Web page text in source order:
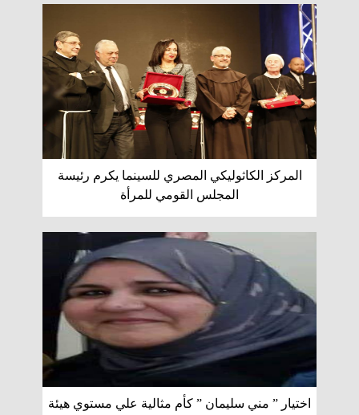
المركز الكاثوليكي المصري للسينما يكرم رئيسة
المجلس القومي للمرأة
اختيار ” مني سليمان ” كأم مثالية علي مستوي هيئة